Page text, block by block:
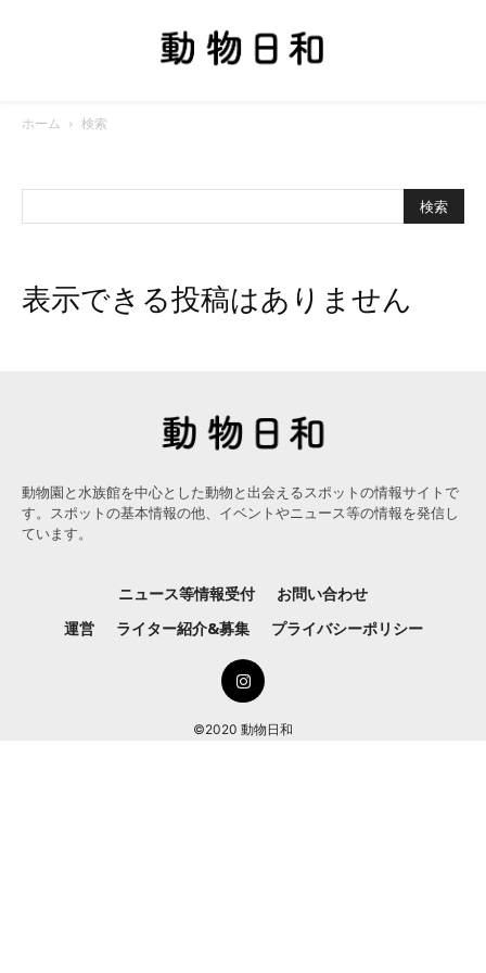
ホーム 検索
表示できる投稿はありません
動物園と水族館を中心とした動物と出会えるスポットの情報サイトで
す。スポットの基本情報の他、イベントやニュース等の情報を発信し
ています。
ニュース等情報受付
お問い合わせ
運営
ライター紹介&募集 プライバシーポリシー
©2020 動物日和